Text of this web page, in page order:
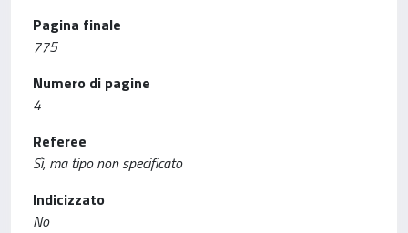
Pagina finale
775
Numero di pagine
4
Referee
Sì, ma tipo non specificato
Indicizzato
No